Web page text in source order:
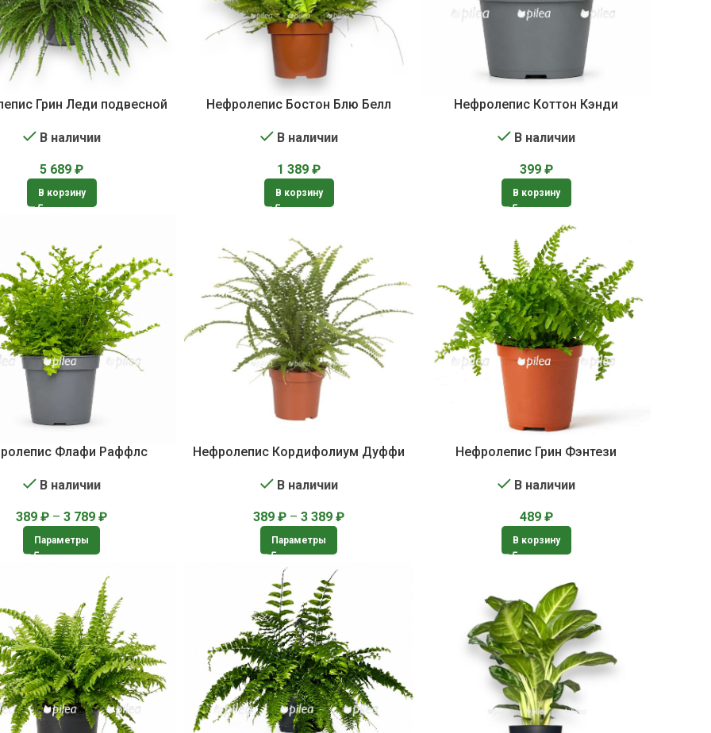
Грин Леди подвесной
В наличии
5 689₽
В корзину
Нефролепис Бостон Блю Белл
В наличии
1 389₽
В корзину
Нефролепис Коттон Кэнди
В наличии
399 ₽
В корзину
Флафи Раффлс
В наличии
389₽ – 3 789₽
Параметры
Нефролепис Кордифолиум Дуффи
В наличии
389₽ – 3 389₽
Параметры
Нефролепис Грин Фэнтези
В наличии
489 ₽
В корзину